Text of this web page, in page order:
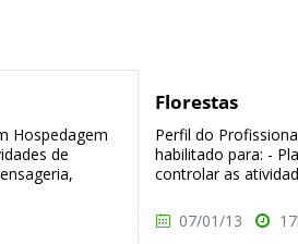
Hospedagem
de
Florestas
Perfil do
habilitado para: -
controlar as
07/01/13